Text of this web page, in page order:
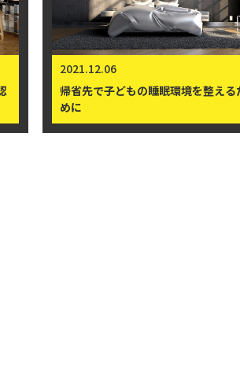
2021.12.15
自社の都合を優先する業者は要注意で
す